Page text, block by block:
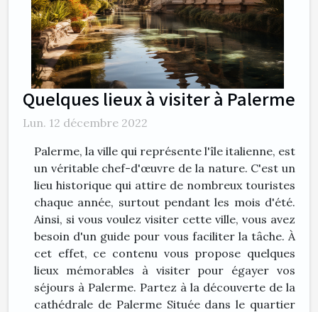
Quelques lieux à visiter à Palerme
Lun. 12 décembre 2022
Palerme, la ville qui représente l'île italienne, est
un véritable chef-d'œuvre de la nature. C'est un
lieu historique qui attire de nombreux touristes
chaque année, surtout pendant les mois d'été.
Ainsi, si vous voulez visiter cette ville, vous avez
besoin d'un guide pour vous faciliter la tâche. À
cet effet, ce contenu vous propose quelques
lieux mémorables à visiter pour égayer vos
séjours à Palerme. Partez à la découverte de la
cathédrale de Palerme Située dans le quartier